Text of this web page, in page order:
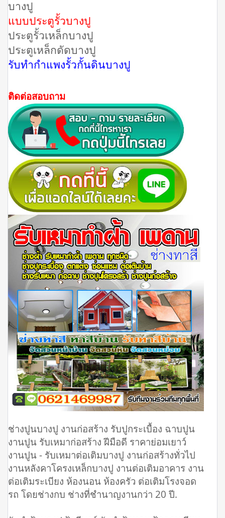
บางปู
แบบประตูรั้วบางปู
ประตูรั้วเหล็กบางปู
ประตูเหล็กดัดบางปู
รับทำกำแพงรั้วกั้นดินบางปู
ติดต่อสอบถาม
ช่างปูนบางปู งานก่อสร้าง รับปูกระเบื้อง ฉาบปูน
งานปูน รับเหมาก่อสร้าง ฝีมือดี ราคาย่อมเยาว์
งานปูน - รับเหมาต่อเติมบางปู งานก่อสร้างทั่วไป
งานหลังคาโครงเหล็กบางปู งานต่อเติมอาคาร งาน
ต่อเติมระเบียง ห้องนอน ห้องครัว ต่อเติมโรงจอด
รถ โดยช่างกบ ช่างที่ชำนาญงานกว่า 20 ปี.